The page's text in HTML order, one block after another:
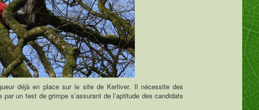
déjà en place sur le site de Kerliver. Il nécessite des
un test de grimpe s’assurant de l’aptitude des candidats